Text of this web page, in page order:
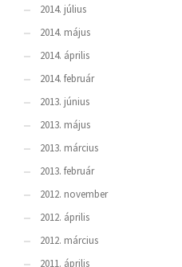
2014. július
2014. május
2014. április
2014. február
2013. június
2013. május
2013. március
2013. február
2012. november
2012. április
2012. március
2011. április